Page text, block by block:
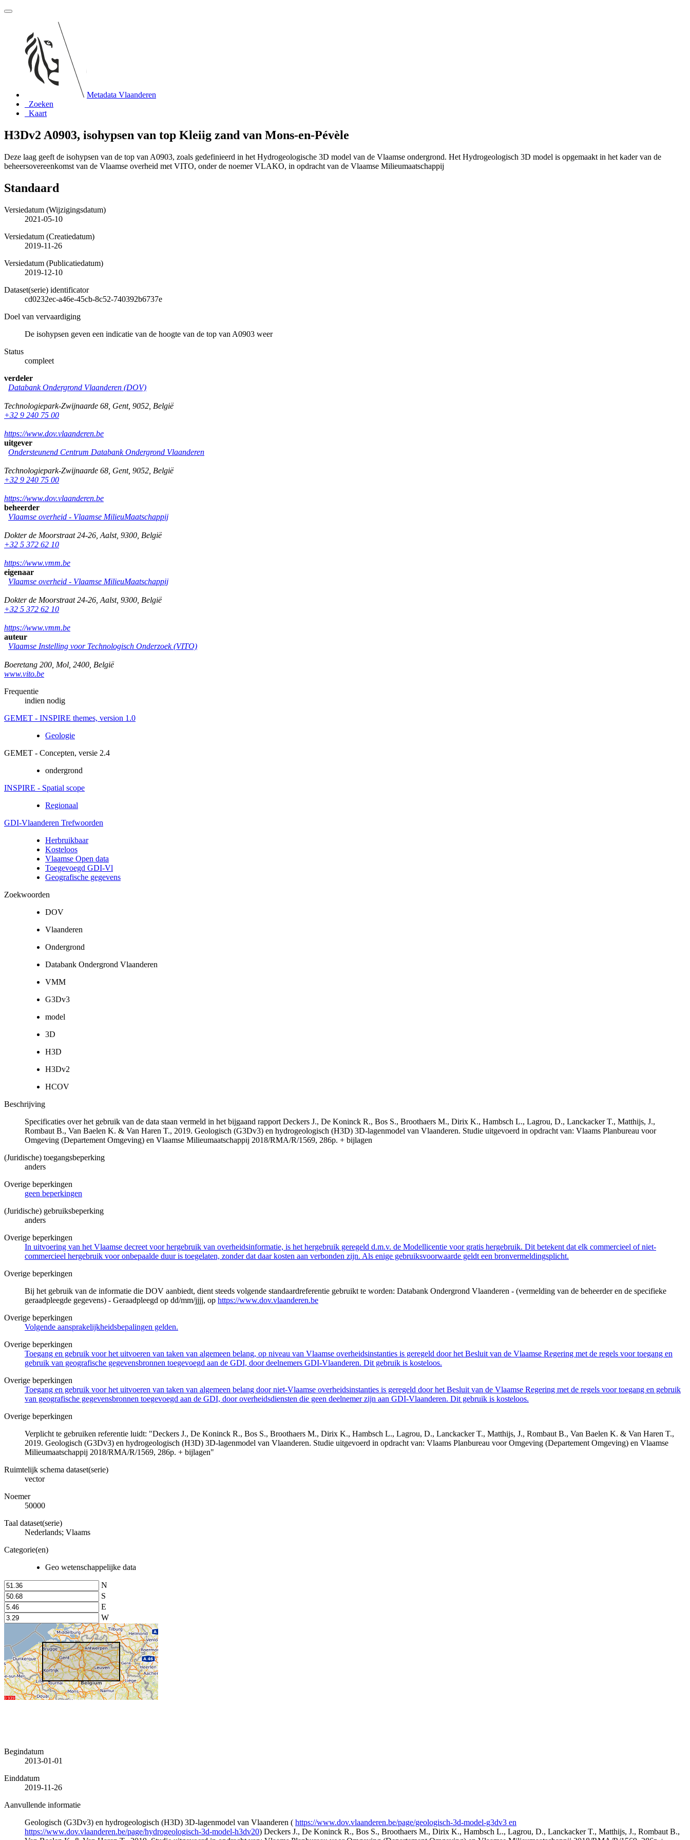
Metadata Vlaanderen
Zoeken
Kaart
H3Dv2 A0903, isohypsen van top Kleiig zand van Mons-en-Pévèle
Deze laag geeft de isohypsen van de top van A0903, zoals gedefinieerd in het Hydrogeologische 3D model van de Vlaamse ondergrond. Het Hydrogeologisch 3D model is opgemaakt in het kader van de
beheersovereenkomst van de Vlaamse overheid met VITO, onder de noemer VLAKO, in opdracht van de Vlaamse Milieumaatschappij
Standaard
Versiedatum (Wijzigingsdatum)
2021-05-10
Versiedatum (Creatiedatum)
2019-11-26
Versiedatum (Publicatiedatum)
2019-12-10
Dataset(serie) identificator
cd0232ec-a46e-45cb-8c52-740392b6737e
Doel van vervaardiging
De isohypsen geven een indicatie van de hoogte van de top van A0903 weer
Status
compleet
verdeler
Databank Ondergrond Vlaanderen (DOV)
Technologiepark-Zwijnaarde 68 Gent, 9052 België
+32 9 240 75 00
https://www.dov.vlaanderen.be
uitgever
Ondersteunend Centrum Databank Ondergrond Vlaanderen
Technologiepark-Zwijnaarde 68 Gent, 9052 België
+32 9 240 75 00
https://www.dov.vlaanderen.be
beheerder
Vlaamse overheid - Vlaamse MilieuMaatschappij
Dokter de Moorstraat 24-26 Aalst, 9300 België
+32 5 372 62 10
https://www.vmm.be
eigenaar
Vlaamse overheid - Vlaamse MilieuMaatschappij
Dokter de Moorstraat 24-26 Aalst, 9300 België
+32 5 372 62 10
https://www.vmm.be
auteur
Vlaamse Instelling voor Technologisch Onderzoek (VITO)
Boeretang 200 Mol 2400 België
www.vito.be
Frequentie
indien nodig
GEMET - INSPIRE themes, version 1.0
Geologie
GEMET - Concepten, versie 2.4
ondergrond
INSPIRE - Spatial scope
Regionaal
GDI-Vlaanderen Trefwoorden
Herbruikbaar
Kosteloos
Vlaamse Open data
Toegevoegd GDI-Vl
Geografische gegevens
Zoekwoorden
DOV
Vlaanderen
Ondergrond
Databank Ondergrond Vlaanderen
VMM
G3Dv3
model
3D
H3D
H3Dv2
HCOV
Beschrijving
Specificaties over het gebruik van de data staan vermeld in het bijgaand rapport Deckers J., De Koninck R., Bos S., Broothaers M., Dirix K., Hambsch L., Lagrou, D., Lanckacker T., Matthijs, J.,
Rombaut B., Van Baelen K. & Van Haren T., 2019. Geologisch (G3Dv3) en hydrogeologisch (H3D) 3D-lagenmodel van Vlaanderen. Studie uitgevoerd in opdracht van: Vlaams Planbureau voor
Omgeving (Departement Omgeving) en Vlaamse Milieumaatschappij 2018/RMA/R/1569, 286p. + bijlagen
(Juridische) toegangsbeperking
anders
Overige beperkingen
geen beperkingen
(Juridische) gebruiksbeperking
anders
Overige beperkingen
In uitvoering van het Vlaamse decreet voor hergebruik van overheidsinformatie, is het hergebruik geregeld d.m.v. de Modellicentie voor gratis hergebruik. Dit betekent dat elk commercieel of niet-
commercieel hergebruik voor onbepaalde duur is toegelaten, zonder dat daar kosten aan verbonden zijn. Als enige gebruiksvoorwaarde geldt een bronvermeldingsplicht.
Overige beperkingen
Bij het gebruik van de informatie die DOV aanbiedt, dient steeds volgende standaardreferentie gebruikt te worden: Databank Ondergrond Vlaanderen - (vermelding van de beheerder en de specifieke
geraadpleegde gegevens) - Geraadpleegd op dd/mm/jjjj, op https://www.dov.vlaanderen.be
Overige beperkingen
Volgende aansprakelijkheidsbepalingen gelden.
Overige beperkingen
Toegang en gebruik voor het uitvoeren van taken van algemeen belang, op niveau van Vlaamse overheidsinstanties is geregeld door het Besluit van de Vlaamse Regering met de regels voor toegang en
gebruik van geografische gegevensbronnen toegevoegd aan de GDI, door deelnemers GDI-Vlaanderen. Dit gebruik is kosteloos.
Overige beperkingen
Toegang en gebruik voor het uitvoeren van taken van algemeen belang door niet-Vlaamse overheidsinstanties is geregeld door het Besluit van de Vlaamse Regering met de regels voor toegang en gebruik
van geografische gegevensbronnen toegevoegd aan de GDI, door overheidsdiensten die geen deelnemer zijn aan GDI-Vlaanderen. Dit gebruik is kosteloos.
Overige beperkingen
Verplicht te gebruiken referentie luidt: "Deckers J., De Koninck R., Bos S., Broothaers M., Dirix K., Hambsch L., Lagrou, D., Lanckacker T., Matthijs, J., Rombaut B., Van Baelen K. & Van Haren T.,
2019. Geologisch (G3Dv3) en hydrogeologisch (H3D) 3D-lagenmodel van Vlaanderen. Studie uitgevoerd in opdracht van: Vlaams Planbureau voor Omgeving (Departement Omgeving) en Vlaamse
Milieumaatschappij 2018/RMA/R/1569, 286p. + bijlagen"
Ruimtelijk schema dataset(serie)
vector
Noemer
50000
Taal dataset(serie)
Nederlands; Vlaams
Categorie(en)
Geo wetenschappelijke data
N
S
E
W
Begindatum
2013-01-01
Einddatum
2019-11-26
Aanvullende informatie
Geologisch (G3Dv3) en hydrogeologisch (H3D) 3D-lagenmodel van Vlaanderen ( https://www.dov.vlaanderen.be/page/geologisch-3d-model-g3dv3 en
https://www.dov.vlaanderen.be/page/hydrogeologisch-3d-model-h3dv20) Deckers J., De Koninck R., Bos S., Broothaers M., Dirix K., Hambsch L., Lagrou, D., Lanckacker T., Matthijs, J., Rombaut B.,